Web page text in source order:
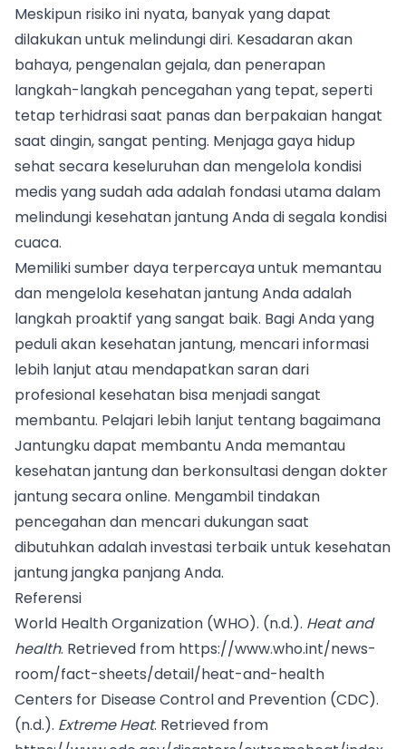
Meskipun risiko ini nyata, banyak yang dapat
dilakukan untuk melindungi diri. Kesadaran akan
bahaya, pengenalan gejala, dan penerapan
langkah-langkah pencegahan yang tepat, seperti
tetap terhidrasi saat panas dan berpakaian hangat
saat dingin, sangat penting. Menjaga gaya hidup
sehat secara keseluruhan dan mengelola kondisi
medis yang sudah ada adalah fondasi utama dalam
melindungi kesehatan jantung Anda di segala kondisi
cuaca.
Memiliki sumber daya terpercaya untuk memantau
dan mengelola kesehatan jantung Anda adalah
langkah proaktif yang sangat baik. Bagi Anda yang
peduli akan kesehatan jantung, mencari informasi
lebih lanjut atau mendapatkan saran dari
profesional kesehatan bisa menjadi sangat
membantu. Pelajari lebih lanjut tentang bagaimana
Jantungku dapat membantu Anda memantau
kesehatan jantung dan berkonsultasi dengan dokter
jantung secara online. Mengambil tindakan
pencegahan dan mencari dukungan saat
dibutuhkan adalah investasi terbaik untuk kesehatan
jantung jangka panjang Anda.
Referensi
World Health Organization (WHO). (n.d.). Heat and
health. Retrieved from https://www.who.int/news-
room/fact-sheets/detail/heat-and-health
Centers for Disease Control and Prevention (CDC).
(n.d.). Extreme Heat. Retrieved from